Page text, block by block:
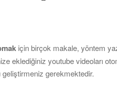
için birçok makale, yöntem
eklediğiniz youtube videoları
geliştirmeniz gerekmektedir.